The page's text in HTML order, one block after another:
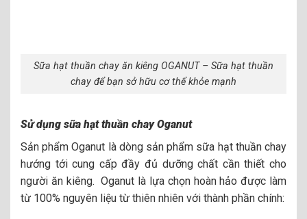
Sữa hạt thuần chay ăn kiêng OGANUT – Sữa hạt thuần
chay để bạn sở hữu cơ thể khỏe mạnh
Sử dụng sữa hạt thuần chay Oganut
Sản phẩm Oganut là dòng sản phẩm sữa hạt thuần chay
hướng tới cung cấp đầy đủ dưỡng chất cần thiết cho
người ăn kiêng. Oganut là lựa chọn hoàn hảo được làm
từ 100% nguyên liệu từ thiên nhiên với thành phần chính: